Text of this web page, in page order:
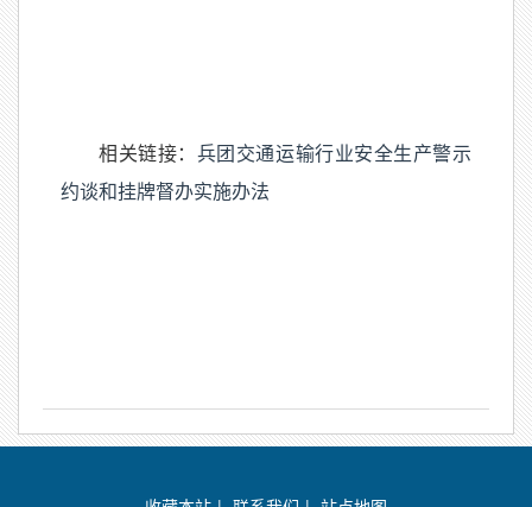
相关链接： 兵团交通运输行业安全生产警示
约谈和挂牌督办实施办法